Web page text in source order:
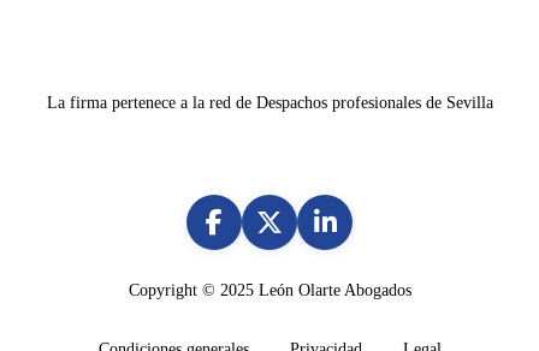
La firma pertenece a la red de Despachos profesionales de Sevilla
Copyright © 2025 León Olarte Abogados